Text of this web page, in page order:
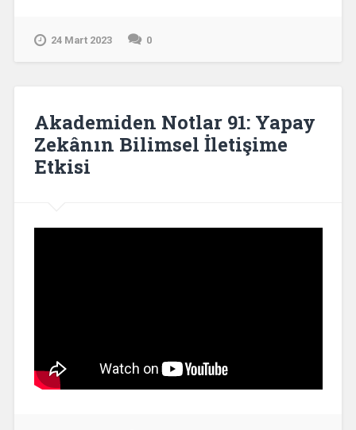
24 Mart 2023 0
Akademiden Notlar 91: Yapay
Zekânın Bilimsel İletişime
Etkisi